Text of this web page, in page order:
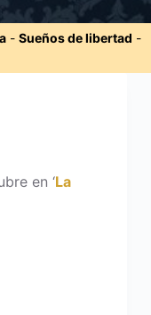
- Sueños de libertad -
en ‘La